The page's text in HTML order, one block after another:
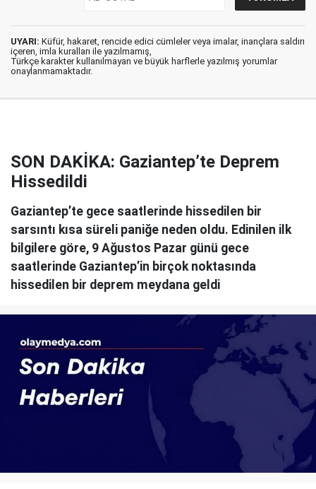
UYARI: Küfür, hakaret, rencide edici cümleler veya imalar, inançlara saldırı
içeren, imla kuralları ile yazılmamış,
Türkçe karakter kullanılmayan ve büyük harflerle yazılmış yorumlar
onaylanmamaktadır.
SON DAKİKA: Gaziantep’te Deprem
Hissedildi
Gaziantep’te gece saatlerinde hissedilen bir
sarsıntı kısa süreli paniğe neden oldu. Edinilen ilk
bilgilere göre, 9 Ağustos Pazar günü gece
saatlerinde Gaziantep’in birçok noktasında
hissedilen bir deprem meydana geldi